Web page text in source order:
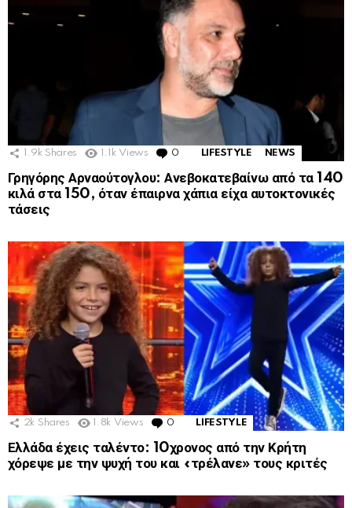
1.9k Shares 1.1k Views 0 Comments
LIFESTYLE NEWS
Γρηγόρης Αρναούτογλου: Ανεβοκατεβαίνω από τα 140
κιλά στα 150, όταν έπαιρνα χάπια είχα αυτοκτονικές
τάσεις
2k Shares 1.8k Views 0 Comments
LIFESTYLE
Ελλάδα έχεις ταλέντο: 10χρονος από την Κρήτη
χόρεψε με την ψυχή του και «τρέλανε» τους κριτές